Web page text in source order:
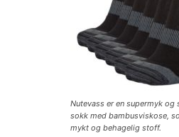
Nutevass er en supermyk
sokk med bambusviskose,
mykt og behagelig stoff.